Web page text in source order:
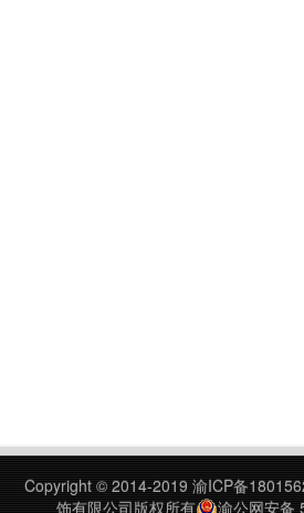
Copyright © 2014-2019 渝ICP备
饰有限公司版权所有
渝公网安备